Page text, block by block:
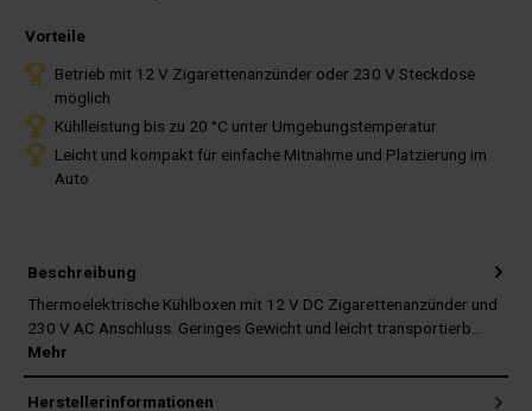
Vorteile
Betrieb mit 12 V Zigarettenanzünder oder 230 V Steckdose
möglich
Kühlleistung bis zu 20 °C unter Umgebungstemperatur
Leicht und kompakt für einfache Mitnahme und Platzierung im
Auto
Beschreibung
Thermoelektrische Kühlboxen mit 12 V DC Zigarettenanzünder und
230 V AC Anschluss. Geringes Gewicht und leicht transportierb…
Mehr
Herstellerinformationen